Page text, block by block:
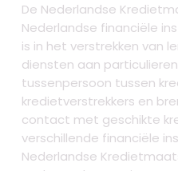
De Nederlandse
Nederlandse financiële
is in het verstrekken van
diensten aan
tussenpersoon tussen
kredietverstrekkers en
contact met geschikte
verschillende financiële
Nederlandse